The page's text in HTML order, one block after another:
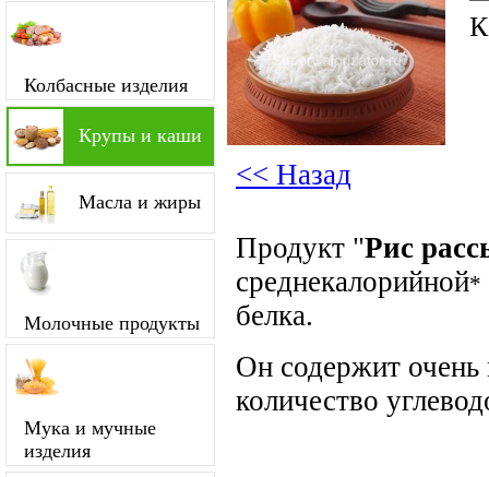
Колбасные изделия
Крупы и каши
Масла и жиры
Молочные продукты
Мука и мучные
изделия
<< Назад
Продукт "Рис
среднекалорийной*
белка.
Он содержит очень
количество